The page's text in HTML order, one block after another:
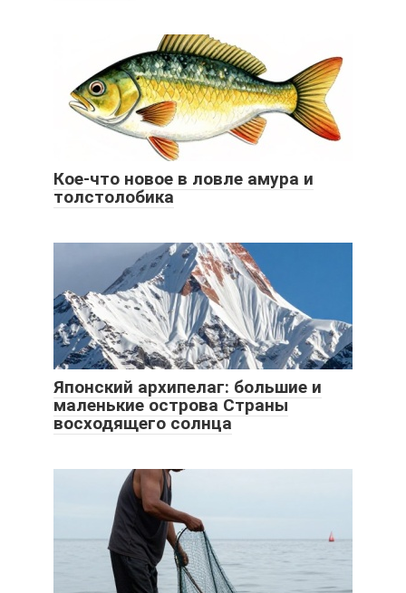
Кое-что новое в ловле амура и
толстолобика
Японский архипелаг: большие и
маленькие острова Страны
восходящего солнца